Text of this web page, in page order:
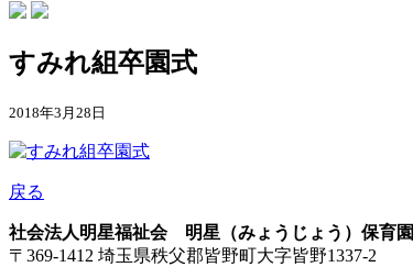
すみれ組卒園式
2018年3月28日
戻る
社会法人明星福祉会 明星（みょうじょう）保育園
〒369-1412 埼玉県秩父郡皆野町大字皆野1337-2